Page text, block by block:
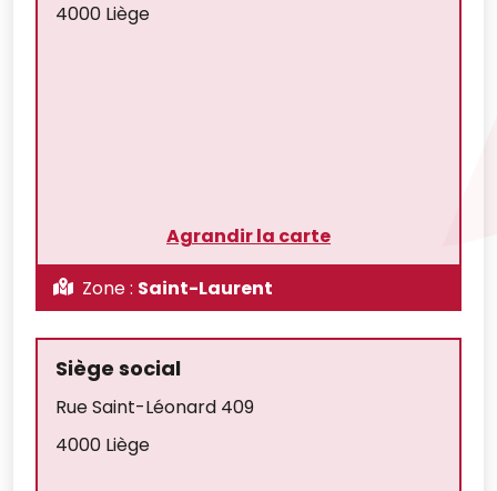
4000 Liège
Agrandir la carte
Zone : Saint-Laurent
Siège social
Rue Saint-Léonard 409
4000 Liège